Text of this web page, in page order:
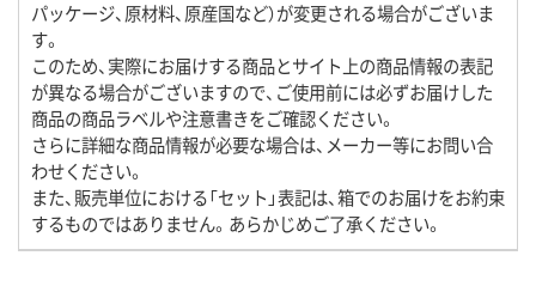
パッケージ、原材料、原産国など）が変更される場合がございま
す。
このため、実際にお届けする商品とサイト上の商品情報の表記
が異なる場合がございますので、ご使用前には必ずお届けした
商品の商品ラベルや注意書きをご確認ください。
さらに詳細な商品情報が必要な場合は、メーカー等にお問い合
わせください。
また、販売単位における「セット」表記は、箱でのお届けをお約束
するものではありません。あらかじめご了承ください。